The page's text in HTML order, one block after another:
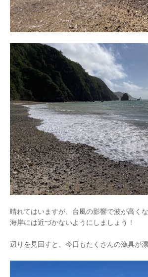
晴れてはいますが、台風の影響で波が高くな
海岸には近づかないようにしましょう！
辺りを見回すと、今日もたくさんの漁具が